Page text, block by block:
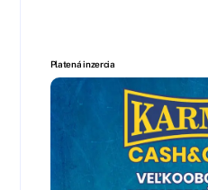
Platená inzercia